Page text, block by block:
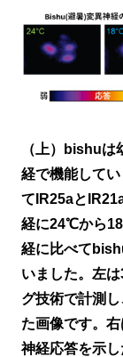
（上）bishuは
経で機能して
てIR25aと
経に24℃から
経に比べて
いました。左
グ技術で計測
た画像です。
神経応答を示